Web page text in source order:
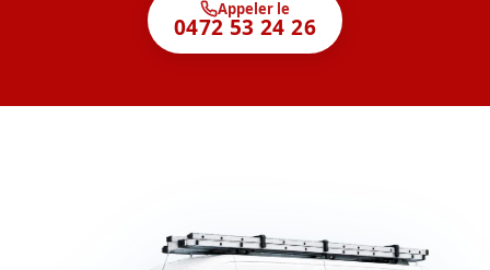
Appeler le
0472 53 24 26